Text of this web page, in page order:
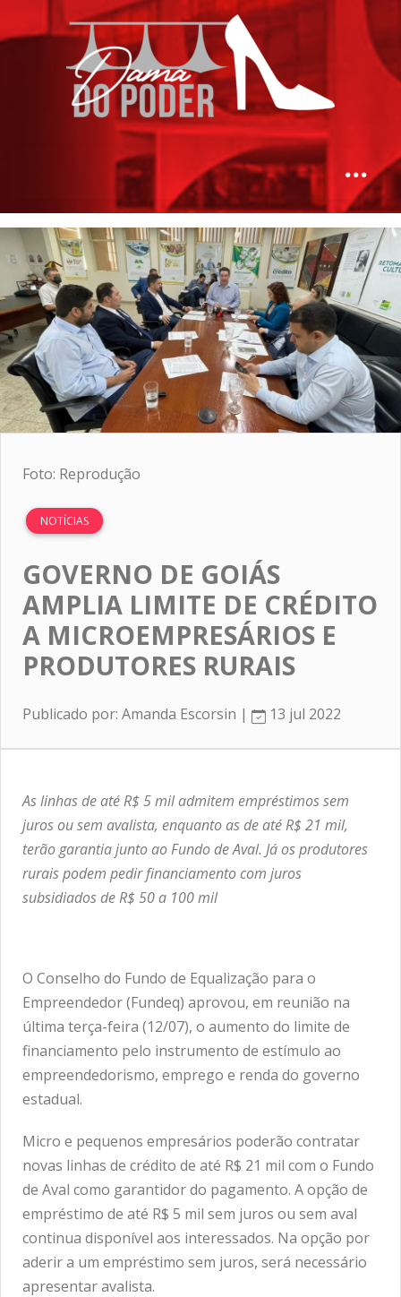
Foto: Reprodução
NOTÍCIAS
GOVERNO DE GOIÁS
AMPLIA LIMITE DE CRÉDITO
A MICROEMPRESÁRIOS E
PRODUTORES RURAIS
Publicado por: Amanda Escorsin | 13 jul 2022
As linhas de até R$ 5 mil admitem empréstimos sem
juros ou sem avalista, enquanto as de até R$ 21 mil,
terão garantia junto ao Fundo de Aval. Já os produtores
rurais podem pedir financiamento com juros
subsidiados de R$ 50 a 100 mil
O Conselho do Fundo de Equalização para o
Empreendedor (Fundeq) aprovou, em reunião na
última terça-feira (12/07), o aumento do limite de
financiamento pelo instrumento de estímulo ao
empreendedorismo, emprego e renda do governo
estadual.
Micro e pequenos empresários poderão contratar
novas linhas de crédito de até R$ 21 mil com o Fundo
de Aval como garantidor do pagamento. A opção de
empréstimo de até R$ 5 mil sem juros ou sem aval
continua disponível aos interessados. Na opção por
aderir a um empréstimo sem juros, será necessário
apresentar avalista.